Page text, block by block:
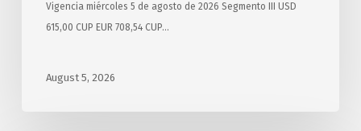
Vigencia miércoles 5 de agosto de 2026 Segmento III USD
615,00 CUP EUR 708,54 CUP…
August 5, 2026